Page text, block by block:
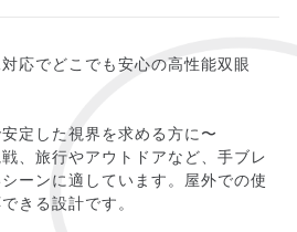
応でどこでも安心の高性能双眼
定した視界を求める方に〜
、旅行やアウトドアなど、手ブレ
ーンに適しています。屋外での使
きる設計です。